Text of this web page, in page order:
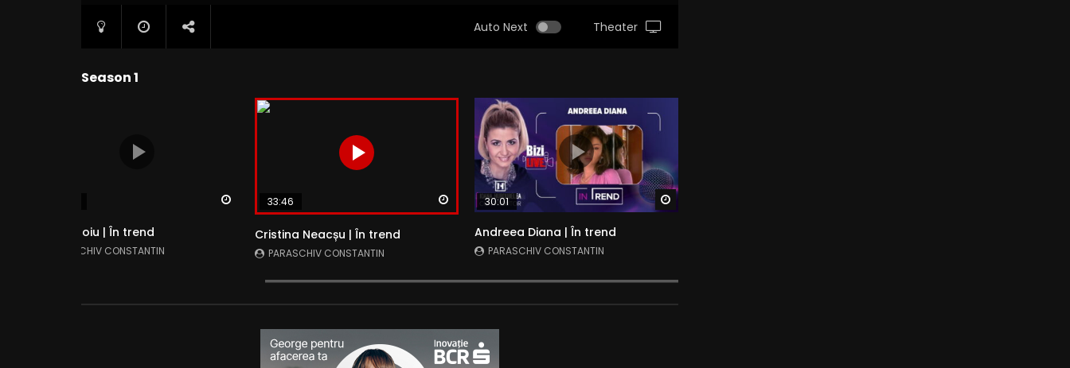
Auto Next Theater
Season 1
Watch Later
Maia Feloiu | În trend
PARASCHIV CONSTANTIN
Watch Later
33:46
Cristina Neacșu | În trend
PARASCHIV CONSTANTIN
30:01
Andreea Diana | În trend
PARASCHIV CONSTANTIN